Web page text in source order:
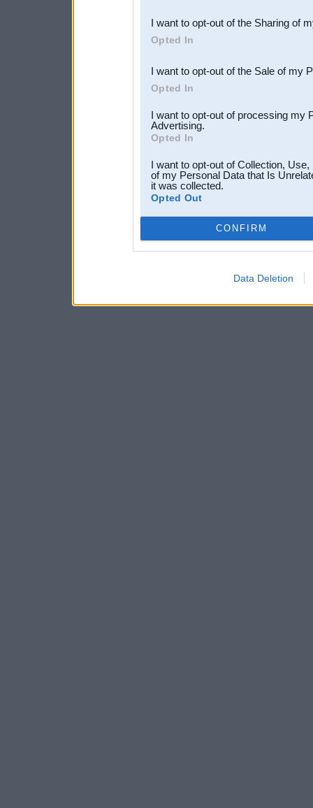
Downstream Participants
third parties.
I want to opt-out of the Sharing of
Opted In
I want to opt-out of the Sale of my
Opted In
I want to opt-out of processing my
Advertising.
Opted In
I want to opt-out of Collection,
of my Personal Data that Is
it was collected.
Opted Out
CONFIRM
Data Deletion